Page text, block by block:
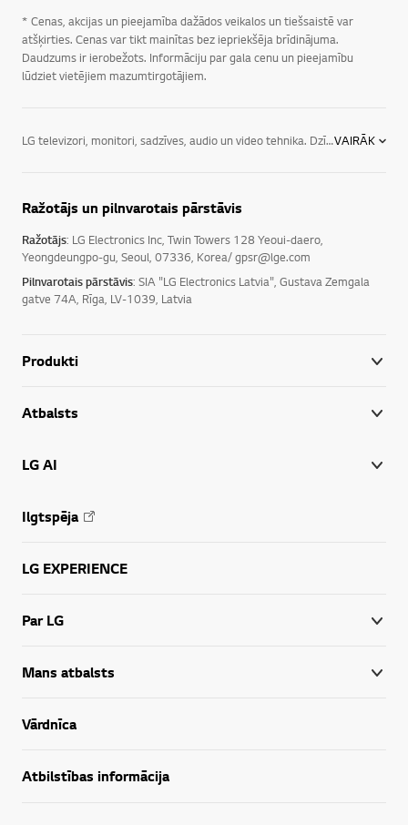
* Cenas, akcijas un pieejamība dažādos veikalos un tiešsaistē var
atšķirties. Cenas var tikt mainītas bez iepriekšēja brīdinājuma.
Daudzums ir ierobežots. Informāciju par gala cenu un pieejamību
lūdziet vietējiem mazumtirgotājiem.
LG televizori, monitori, sadzīves, audio un video tehnika. Dzīvē svarīgas nav tikai jaunākās tehnoloģijas, svarīgas ir iespējas, ko tehnoloģijas rada. LG Latvija piedāvā gan televizorus, audio un video ierīces, gan dažādu veidu sadzīves tehniku, IT tehniku. LG sadzīves elektrotehnika uzlabos jūsu ikdienu un ļaus izbaudīt satriecošus mirkļus. LG elektronika piedāvā sadzīves elektrotehniku, kas ir intuitīvi vadāma, reaģētspējīga un energoefektīva, ļaujot ekonomiski tērēt līdzekļus, strādāt produktīvāk un samazināt ietekmi uz apkārtējo vidi. Mūsu mērķis ir piedāvāt elektroierīces, kas ir vislabāk piemērotas mūsu klientu dzīvesveidam, kā arī piedāvāt mūsu klientiem arvien jaunus, modernus tehnoloģiskos risinājumus.VAIRĀK
Ražotājs un pilnvarotais pārstāvis
Ražotājs: LG Electronics Inc, Twin Towers 128 Yeoui-daero,
Yeongdeungpo-gu, Seoul, 07336, Korea/ gpsr@lge.com
Pilnvarotais pārstāvis: SIA "LG Electronics Latvia", Gustava Zemgala
gatve 74A, Rīga, LV-1039, Latvia
Produkti
Atbalsts
LG AI
Ilgtspēja
LG EXPERIENCE
Par LG
Mans atbalsts
Vārdnīca
Atbilstības informācija